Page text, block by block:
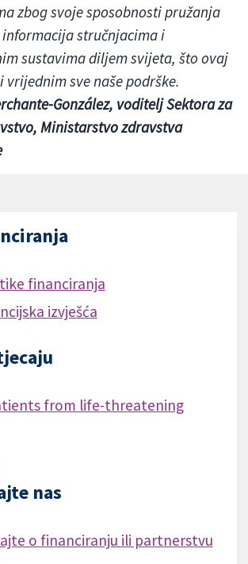
zbog svoje sposobnosti pružanja
stručnjacima i
sustavima diljem svijeta, što ovaj
vrijednim sve naše podrške.
González, voditelj Sektora za
Ministarstvo zdravstva
financiranja
izvješća
from life-threatening
nas
o financiranju ili partnerstvu